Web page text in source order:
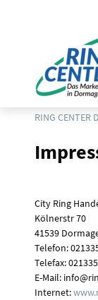
RING CENTER
City Ring
Kölnerstr 70
41539
Telefon:
Telefax:
E-Mail:
Internet: